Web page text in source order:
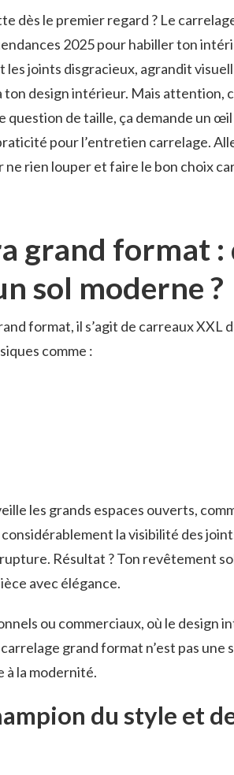
dès le premier regard ? Le
2025 pour habiller ton
les joints disgracieux, agrandit
ton design intérieur. Mais attention,
question de taille, ça demande un
pour l’entretien carrelage.
ne rien louper et faire le bon choix
grand format :
sol moderne ?
format, il s’agit de carreaux XXL
comme :
les grands espaces ouverts,
la visibilité des
Résultat ? Ton revêtement
avec élégance.
ou commerciaux, où le design
grand format n’est pas une
à la modernité.
du style et